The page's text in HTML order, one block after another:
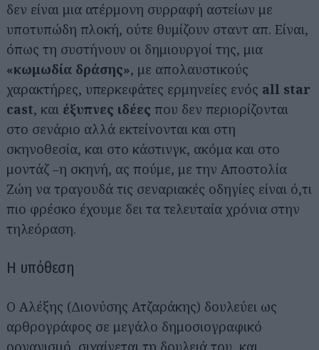
δεν είναι μια ατέρμονη συρραφή αστείων με
υποτυπώδη πλοκή, ούτε θυμίζουν σταντ απ. Είναι,
όπως τη συστήνουν οι δημιουργοί της, μια
«κωμωδία δράσης», με απολαυστικούς
χαρακτήρες, υπερκεφάτες ερμηνείες ενός all star
cast, και έξυπνες ιδέες που δεν περιορίζονται
στο σενάριο αλλά εκτείνονται και στη
σκηνοθεσία, και στο κάστινγκ, ακόμα και στο
μοντάζ –η σκηνή, ας πούμε, με την Αποστολία
Ζώη να τραγουδά τις σεναριακές οδηγίες είναι ό,τι
πιο φρέσκο έχουμε δει τα τελευταία χρόνια στην
τηλεόραση.
Η υπόθεση
Ο Αλέξης (Διονύσης Ατζαράκης) δουλεύει ως
αρθρογράφος σε μεγάλο δημοσιογραφικό
οργανισμό, σιχαίνεται τη δουλειά του, και